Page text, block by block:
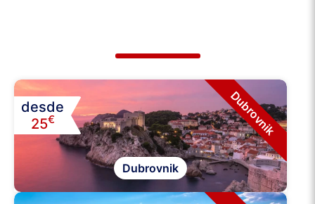
Dubrovnik
desde
25€
Dubrovnik